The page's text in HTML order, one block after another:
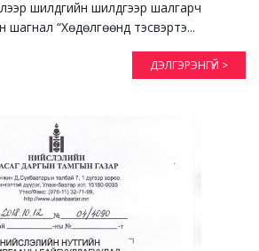
шилдгийн шилдгээр шалгарч
“Хөдөлгөөнд тэсвэртэ...
ДЭЛГЭРЭНГҮЙ >